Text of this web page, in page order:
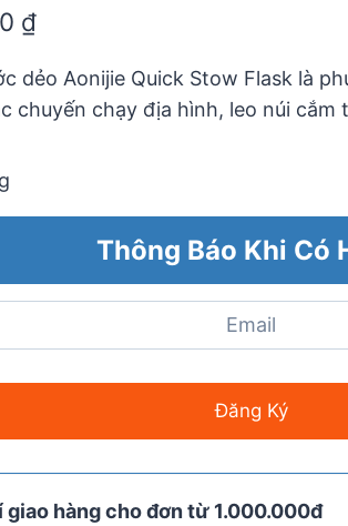
₫
dẻo Aonijie Quick Stow Flask là
chuyến chạy địa hình, leo núi cắm
Thông Báo Khi Có
giao hàng cho đơn từ 1.000.000đ